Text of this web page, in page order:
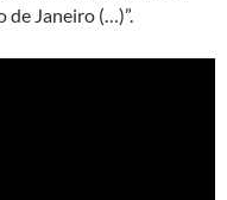
de Janeiro (…)”.